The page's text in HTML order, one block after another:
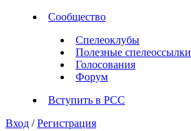
Сообщество
Спелеоклубы
Полезные спелеоссылки
Голосования
Форум
Вступить в РСС
Вход / Регистрация